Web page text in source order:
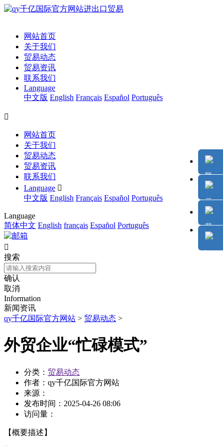
网站首页
关于我们
贸易动态
贸易资讯
联系我们
Language
中文版 English Français Español Português

网站首页
关于我们
贸易动态
贸易资讯
联系我们
Language 
中文版 English Français Español Português
Language
简体中文 English français Español Português

搜索
确认
取消
Information
新闻资讯
qy千亿国际官方网站 > 贸易动态 >
外贸企业“忙碌模式”
分类： 贸易动态
作者： qy千亿国际官方网站
来源：
发布时间： 2025-04-26 08:06
访问量：
【概要描述】